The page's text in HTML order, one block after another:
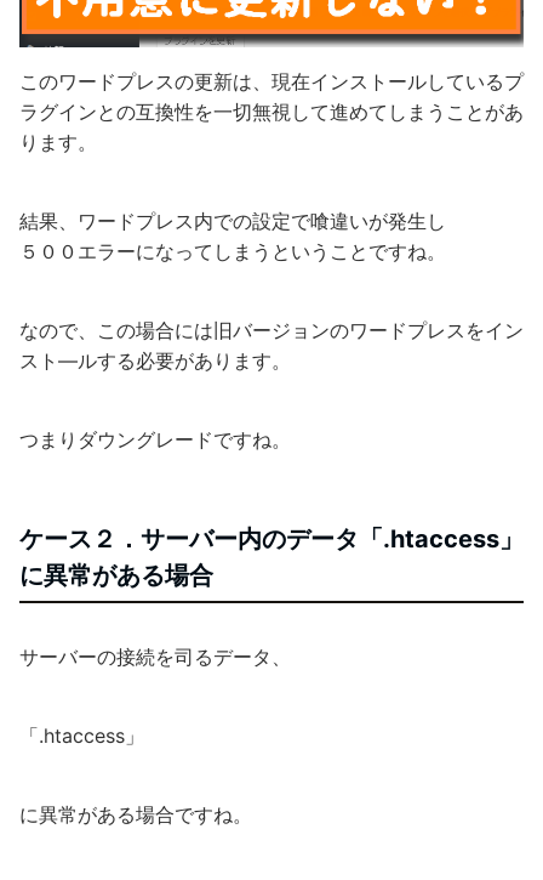
このワードプレスの更新は、現在インストールしているプ
ラグインとの互換性を一切無視して進めてしまうことがあ
ります。
結果、ワードプレス内での設定で喰違いが発生し
５００エラーになってしまうということですね。
なので、この場合には旧バージョンのワードプレスをイン
スト―ルする必要があります。
つまりダウングレードですね。
ケース２．サーバー内のデータ「.htaccess」
に異常がある場合
サーバーの接続を司るデータ、
「.htaccess」
に異常がある場合ですね。